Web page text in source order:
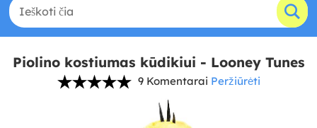
Piolino kostiumas kūdikiui - Looney Tunes
9 Komentarai Peržiūrėti